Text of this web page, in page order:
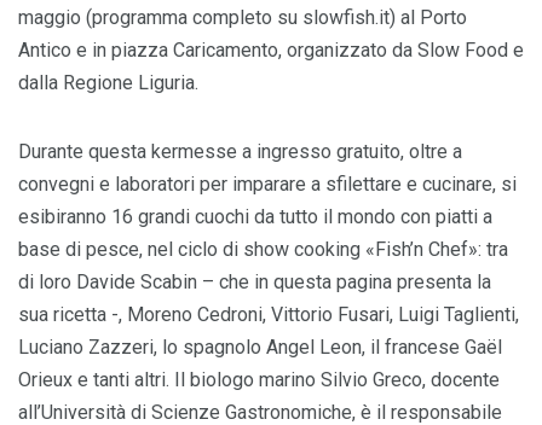
maggio (programma completo su slowfish.it) al Porto
Antico e in piazza Caricamento, organizzato da Slow Food e
dalla Regione Liguria.
Durante questa kermesse a ingresso gratuito, oltre a
convegni e laboratori per imparare a sfilettare e cucinare, si
esibiranno 16 grandi cuochi da tutto il mondo con piatti a
base di pesce, nel ciclo di show cooking «Fish’n Chef»: tra
di loro Davide Scabin – che in questa pagina presenta la
sua ricetta -, Moreno Cedroni, Vittorio Fusari, Luigi Taglienti,
Luciano Zazzeri, lo spagnolo Angel Leon, il francese Gaël
Orieux e tanti altri. Il biologo marino Silvio Greco, docente
all’Università di Scienze Gastronomiche, è il responsabile